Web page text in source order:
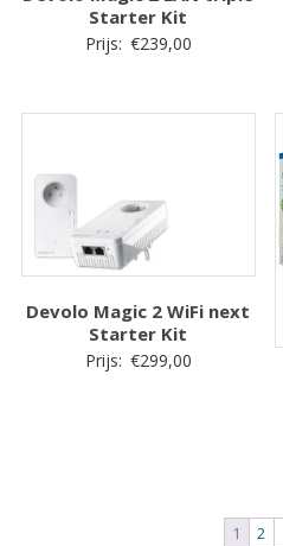
Starter Kit
Prijs: €239,00
Devolo Magic 2 WiFi next
Starter Kit
Prijs: €299,00
1 2